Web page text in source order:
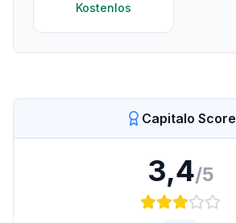
Kostenlos
Capitalo Score
3,4/5